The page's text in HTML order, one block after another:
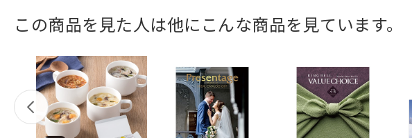
この商品を見た人は他にこんな商品を見ています。